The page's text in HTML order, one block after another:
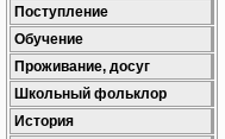
Поступление
Обучение
Проживание, досуг
Школьный фольклор
История